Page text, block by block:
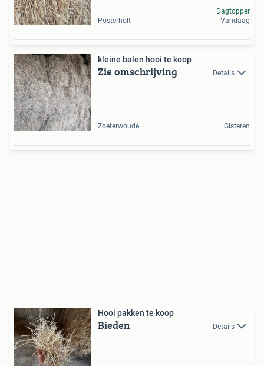
Posterholt
Dagtopper
Vandaag
kleine balen hooi te koop
Zie omschrijving Details
Zoeterwoude Gisteren
Hooi pakken te koop
Bieden Details